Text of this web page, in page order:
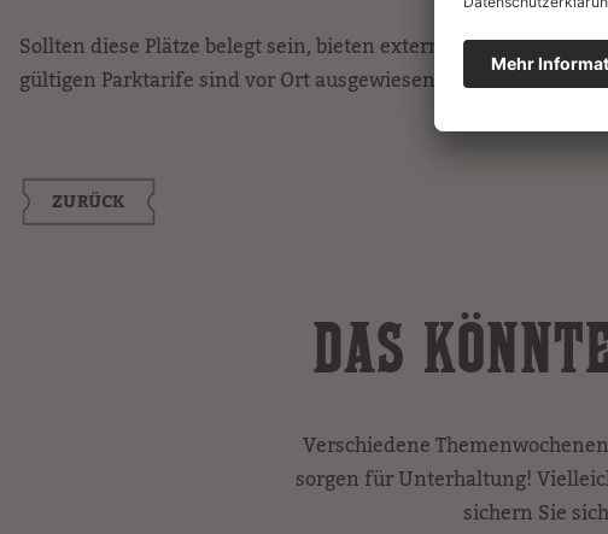
Sollten diese Plätze belegt sein, bieten externe Dienstleister
gültigen Parktarife sind vor Ort ausgewiesen.
ZURÜCK
DAS
Verschiedene
sorgen für Unterhaltung!
sichern Sie